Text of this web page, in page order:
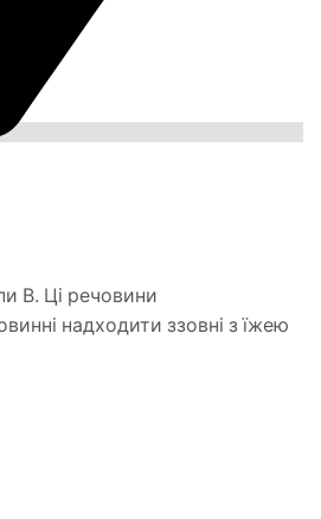
В. Ці речовини
надходити ззовні з їжею